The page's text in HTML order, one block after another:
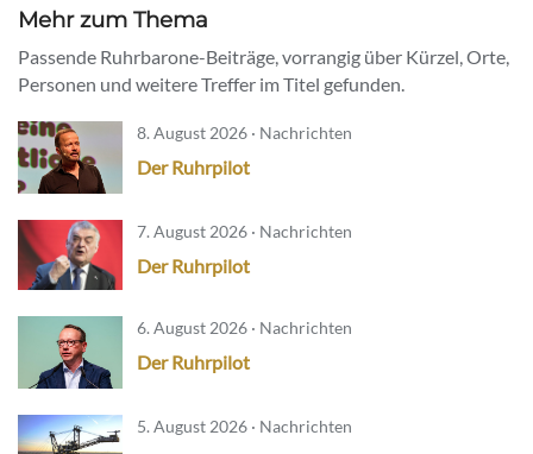
Mehr zum Thema
Passende Ruhrbarone-Beiträge, vorrangig über Kürzel, Orte,
Personen und weitere Treffer im Titel gefunden.
8. August 2026 · Nachrichten
Der Ruhrpilot
7. August 2026 · Nachrichten
Der Ruhrpilot
6. August 2026 · Nachrichten
Der Ruhrpilot
5. August 2026 · Nachrichten